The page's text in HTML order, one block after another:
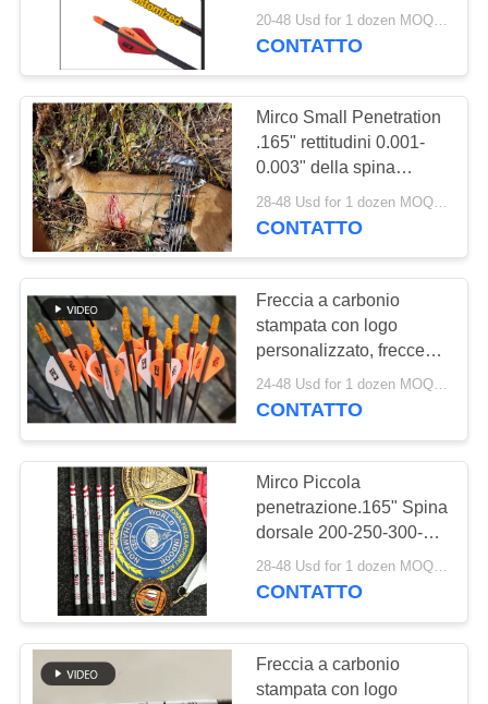
MAPPA
SITO
POLITICA
SULLA
PRIVACY
caccia in carbonio frecce
da bersaglio dardi per
CONTATTO
Mirco Small Penetration
.165" rettitudini 0.001-
0.003" della spina
dorsale 200-250-300-
340-400 frecce 100% di
28-48 Usd for 1 dozen MOQ:2 dozzine
CONTATTO
Freccia a carbonio
stampata con logo
personalizzato, frecce
con logo stampato,
frecce da caccia e
24-48 Usd for 1 dozen MOQ:12 PCS
CONTATTO
Mirco Piccola
penetrazione.165" Spina
dorsale 200-250-300-
340-400 Diritta 0.001-
0.003" 100% Frecce da
28-48 Usd for 1 dozen MOQ:2 dozzine
CONTATTO
Freccia a carbonio
stampata con logo